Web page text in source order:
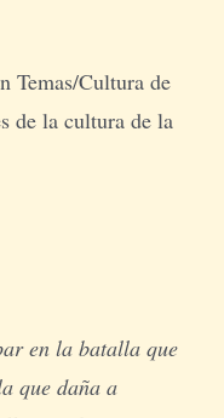
Temas/Cultura de
de la cultura de la
en la batalla que
que daña a